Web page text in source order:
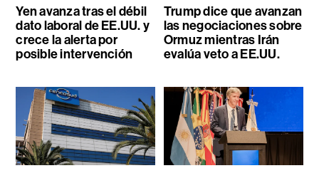
Yen avanza tras el débil
dato laboral de EE.UU. y
crece la alerta por
posible intervención
Trump dice que avanzan
las negociaciones sobre
Ormuz mientras Irán
evalúa veto a EE.UU.